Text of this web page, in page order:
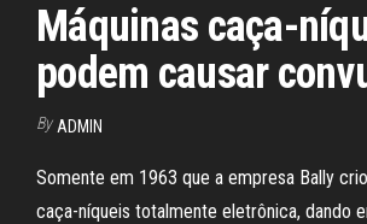
Máquinas caça-
podem causar
By ADMIN
Somente em 1963 que a empresa Bally
caça-níqueis totalmente eletrônica, dando